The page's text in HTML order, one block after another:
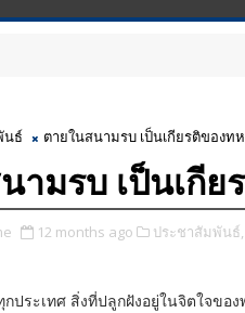
นธ์ ตายในสนามรบ เป็นเกียรติของท
ามรบ เป็นเกีย
12 months ago ประชาสัมพันธ์,
ประเทศ สิ่งที่ปลูกฝังอยู่ในจิตใจขอ